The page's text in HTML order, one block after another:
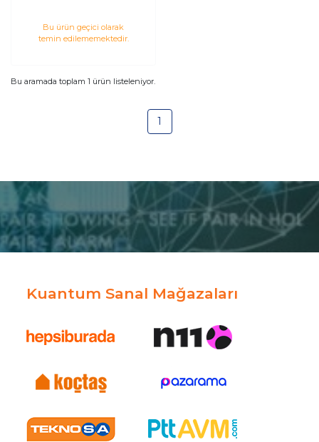
Freedos
Bu ürün geçici olarak
temin edilememektedir.
Bu aramada toplam 1 ürün listeleniyor.
1
Kuantum Sanal Mağazaları